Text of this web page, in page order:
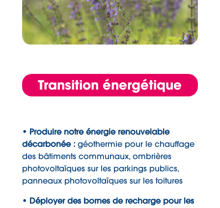
Transition énergétique
• Produire notre énergie renouvelable
décarbonée :géothermie pour le chauffage
des bâtiments communaux, ombrières
photovoltaïques sur les parkings publics,
panneaux photovoltaïques sur les toitures
• Déployer des bornes de recharge pour les